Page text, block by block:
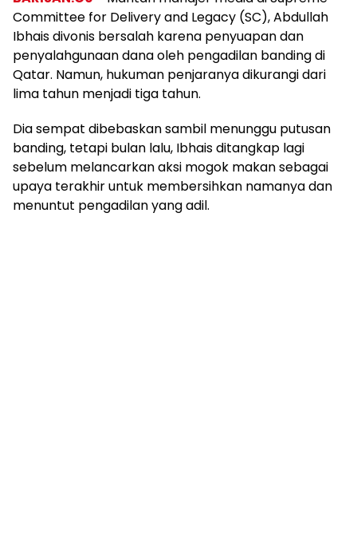
Committee for Delivery and Legacy (SC), Abdullah
Ibhais divonis bersalah karena penyuapan dan
penyalahgunaan dana oleh pengadilan banding di
Qatar. Namun, hukuman penjaranya dikurangi dari
lima tahun menjadi tiga tahun.
Dia sempat dibebaskan sambil menunggu putusan
banding, tetapi bulan lalu, Ibhais ditangkap lagi
sebelum melancarkan aksi mogok makan sebagai
upaya terakhir untuk membersihkan namanya dan
menuntut pengadilan yang adil.